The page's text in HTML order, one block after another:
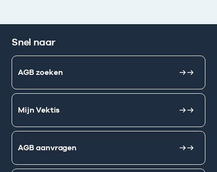
Snel naar
AGB zoeken
Mijn Vektis
AGB aanvragen